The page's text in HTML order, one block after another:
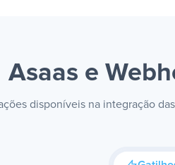
Asaas e
disponíveis na integração